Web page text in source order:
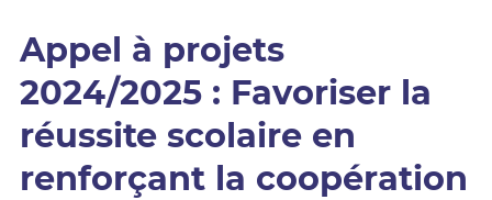
Appel à projets
2024/2025 : Favoriser la
réussite scolaire en
renforçant la coopération